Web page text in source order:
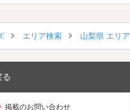
エリア検索 山梨県 エリ
る
掲載のお問い合わせ